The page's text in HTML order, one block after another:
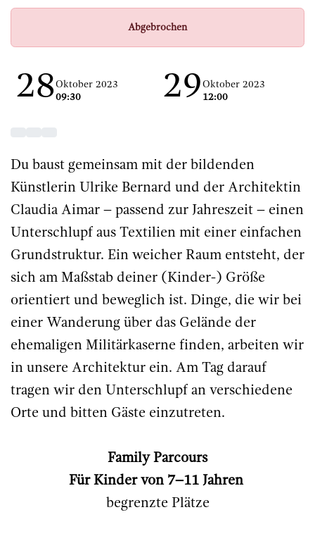
Abgebrochen
28Oktober 2023
09:30
29 Oktober 2023
12:00
Du baust gemeinsam mit der bildenden
Künstlerin Ulrike Bernard und der Architektin
Claudia Aimar – passend zur Jahreszeit – einen
Unterschlupf aus Textilien mit einer einfachen
Grundstruktur. Ein weicher Raum entsteht, der
sich am Maßstab deiner (Kinder-) Größe
orientiert und beweglich ist. Dinge, die wir bei
einer Wanderung über das Gelände der
ehemaligen Militärkaserne finden, arbeiten wir
in unsere Architektur ein. Am Tag darauf
tragen wir den Unterschlupf an verschiedene
Orte und bitten Gäste einzutreten.
Family Parcours
Für Kinder von 7–11 Jahren
begrenzte Plätze